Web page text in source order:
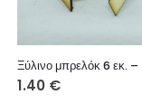
1.40 €